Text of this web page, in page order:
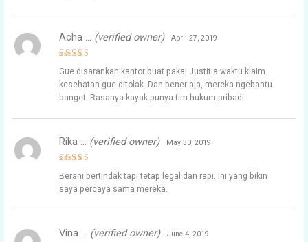
Rated
out of 5
Acha … (verified owner) April 27, 2019
Gue disarankan kantor buat pakai Justitia waktu klaim
kesehatan gue ditolak. Dan bener aja, mereka ngebantu
banget. Rasanya kayak punya tim hukum pribadi.
Rated
out of 5
Rika … (verified owner) May 30, 2019
Berani bertindak tapi tetap legal dan rapi. Ini yang bikin
saya percaya sama mereka.
Vina … (verified owner) June 4, 2019